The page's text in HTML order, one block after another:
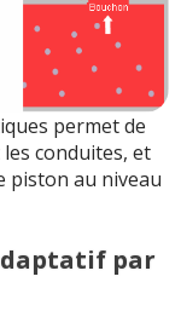
permet de
conduites, et
piston au niveau
par